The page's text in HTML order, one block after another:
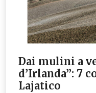
Dai mulini a
d’Irlanda”: 7
Lajatico